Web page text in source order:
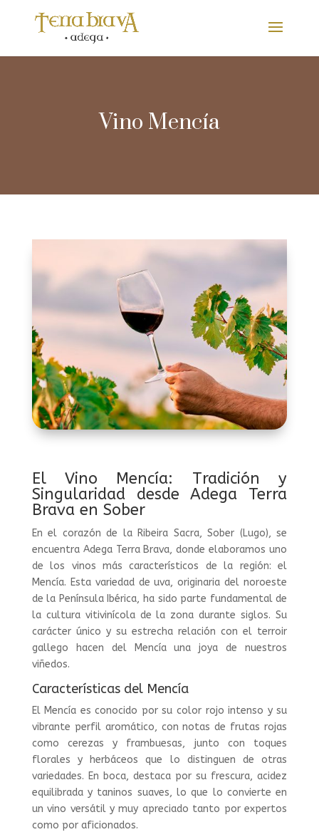
Vino Mencía
El Vino Mencía: Tradición y
Singularidad desde Adega Terra
Brava en Sober
En el corazón de la Ribeira Sacra, Sober (Lugo), se
encuentra Adega Terra Brava, donde elaboramos uno
de los vinos más característicos de la región: el
Mencía. Esta variedad de uva, originaria del noroeste
de la Península Ibérica, ha sido parte fundamental de
la cultura vitivinícola de la zona durante siglos. Su
carácter único y su estrecha relación con el terroir
gallego hacen del Mencía una joya de nuestros
viñedos.
Características del Mencía
El Mencía es conocido por su color rojo intenso y su
vibrante perfil aromático, con notas de frutas rojas
como cerezas y frambuesas, junto con toques
florales y herbáceos que lo distinguen de otras
variedades. En boca, destaca por su frescura, acidez
equilibrada y taninos suaves, lo que lo convierte en
un vino versátil y muy apreciado tanto por expertos
como por aficionados.